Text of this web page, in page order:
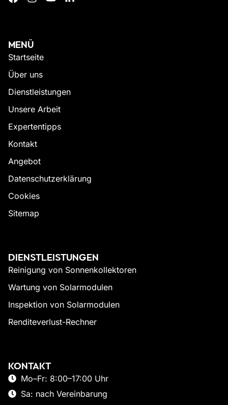
MENÜ
Startseite
Über uns
Dienstleistungen
Unsere Arbeit
Expertentipps
Kontakt
Angebot
Datenschutzerklärung
Cookies
Sitemap
DIENSTLEISTUNGEN
Reinigung von Sonnenkollektoren
Wartung von Solarmodulen
Inspektion von Solarmodulen
Renditeverlust-Rechner
KONTAKT
Mo–Fr: 8:00–17:00 Uhr
Sa: nach Vereinbarung